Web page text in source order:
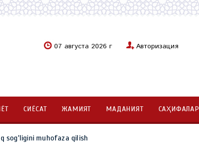
07 августа 2026 г Авторизация
СИЁСАТ ЖАМИЯТ МАДАНИЯТ САҲИФАЛАР
sog'ligini muhofaza qilish